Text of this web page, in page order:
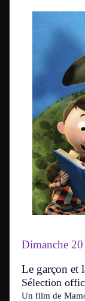
Dimanche
Le garçon et
Sélection
Un film de